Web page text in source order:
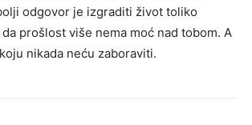
odgovor je izgraditi život toliko
prošlost više nema moć nad tobom. A
nikada neću zaboraviti.